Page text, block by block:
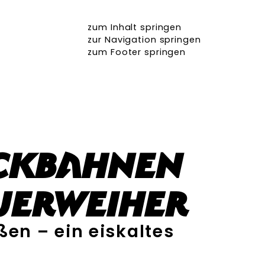
zum Inhalt springen
zur Navigation springen
zum Footer springen
– ein eiskaltes